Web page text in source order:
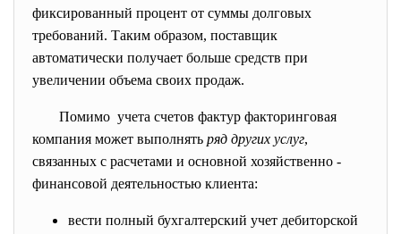
фиксированный процент от суммы долговых
требований. Таким образом, поставщик
автоматически получает больше средств при
увеличении объема своих продаж.
Помимо учета счетов фактур факторинговая
компания может выполнять ряд других услуг,
связанных с расчетами и основной хозяйственно -
финансовой деятельностью клиента:
вести полный бухгалтерский учет дебиторской